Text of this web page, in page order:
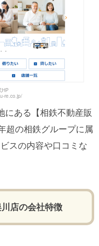
HP
re.co.jp/
にある【相鉄不動産販
の相鉄グループに属
スの内容や口コミな
店の会社特徴